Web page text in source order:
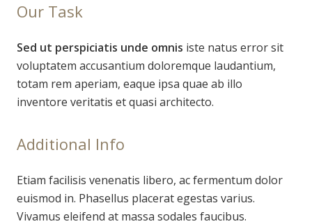
Our Task
Sed ut perspiciatis unde omnis iste natus error sit
voluptatem accusantium doloremque laudantium,
totam rem aperiam, eaque ipsa quae ab illo
inventore veritatis et quasi architecto.
Additional Info
Etiam facilisis venenatis libero, ac fermentum dolor
euismod in. Phasellus placerat egestas varius.
Vivamus eleifend at massa sodales faucibus.